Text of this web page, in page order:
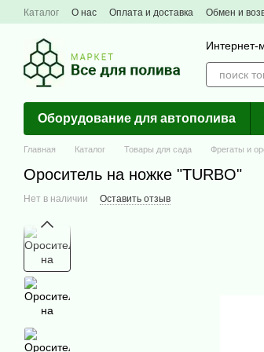
Перейти к основному контенту
Каталог О нас Оплата и доставка Обмен и
Интернет-
Оборудование для автополива
Главная Каталог Товары для сада Фрегаты и
Ороситель на ножке "TURBO"
Нет в наличии Оставить отзыв